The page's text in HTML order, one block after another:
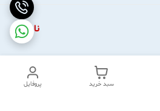
ناموجود
پروفایل سبد خرید